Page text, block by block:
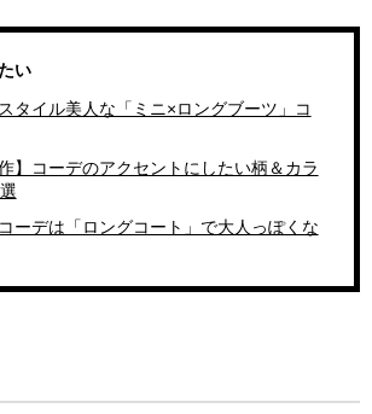
い
タイル美人な「ミニ×ロングブーツ」コ
】コーデのアクセントにしたい柄＆カラ
ーデは「ロングコート」で大人っぽくな